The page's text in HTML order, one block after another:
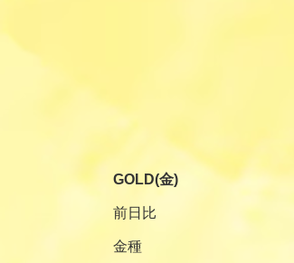
GOLD(金)
前日比
金種